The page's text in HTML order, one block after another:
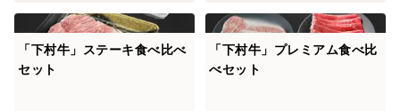
「下村牛」ステーキ食べ比べ
セット
「下村牛」プレミアム食べ比
べセット